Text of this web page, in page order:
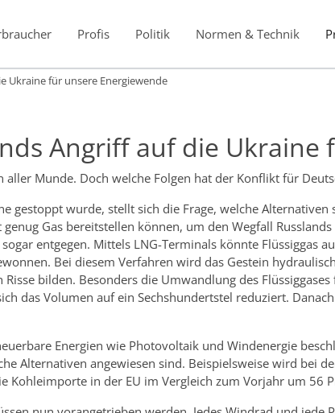
Profis Politik Normen & Technik
Ukraine für unsere Energiewende
Angriff auf die Ukraine
aller Munde. Doch welche Folgen hat der Konflikt für
gestoppt wurde, stellt sich die Frage, welche
Gas bereitstellen können, um den Wegfall
entgegen. Mittels LNG-Terminals könnte Flüssiggas
Bei diesem Verfahren wird das Gestein
bilden. Besonders die Umwandlung des
das Volumen auf ein Sechshundertstel reduziert.
Energien wie Photovoltaik und Windenergie
Alternativen angewiesen sind. Beispielsweise wird bei
Kohleimporte in der EU im Vergleich zum Vorjahr um 56